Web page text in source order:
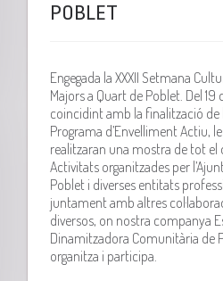
POBLET
Engegada la XXXII Setmana
Majors a Quart de Poblet. Del
coincidint amb la finalització de
Programa d’Envelliment Actiu,
realitzaran una mostra de tot el
Activitats organitzades per
Poblet i diverses entitats
juntament amb altres
diversos, on nostra companya
Dinamitzadora Comunitària de
organitza i participa.